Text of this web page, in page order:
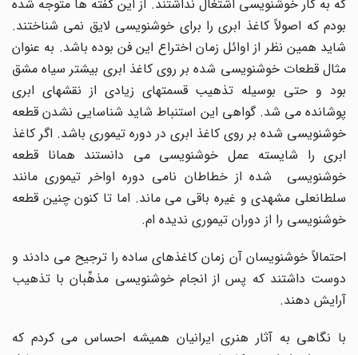
که به کار خوشنویسی اشتغال نداشتند. از این گفته ها متوجه شده
بودم که اصولاً کاغذ ابری را برای خوشنویسی لایق نمی شناختند.
شاید همین نظر از اوائل زمان اختراع این فن بوده باشد. به عنوان
مثال قطعات خوشنویسی شده بر روی کاغذ ابری بیشتر سیاه مشق
بود و حتی بوسیله تذهیب قسمتهای زیادی از نقشهای ابری
پوشانده می شد. گواهی این استنباط شاید شناسایی نشدن قطعه
خوشنویسی شده بر روی کاغذ ابری در دوره تیموری باشد. اگر کاغذ
ابری را شایسته عمل خوشنویسی می دانستند همانا قطعه
خوشنویسی شده از خطاطان نامی دوره اواخر تیموری مانند
سلطانعلی مشهدی و غیره باقی می ماند. اما تا کنون چنین قطعه
خوشنویسی را از دوران تیموری ندیده ام.
احتمالاً خوشنویسان آن زمان کاغذهای ساده را ترجیح می دادند و
دوست داشتند که پس از انجام خوشنویسی مذهِّبان با تذهیب
آرایش دهند.
با نگاهی به آثار هنری ایرانیان همیشه احساس می کردم که